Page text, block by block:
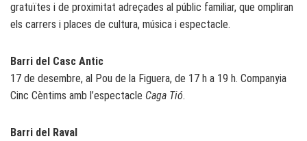
gratuïtes i de proximitat adreçades al públic familiar, que ompliran
els carrers i places de cultura, música i espectacle.
Barri del Casc Antic
17 de desembre, al Pou de la Figuera, de 17 h a 19 h. Companyia
Cinc Cèntims amb l’espectacle Caga Tió.
Barri del Raval